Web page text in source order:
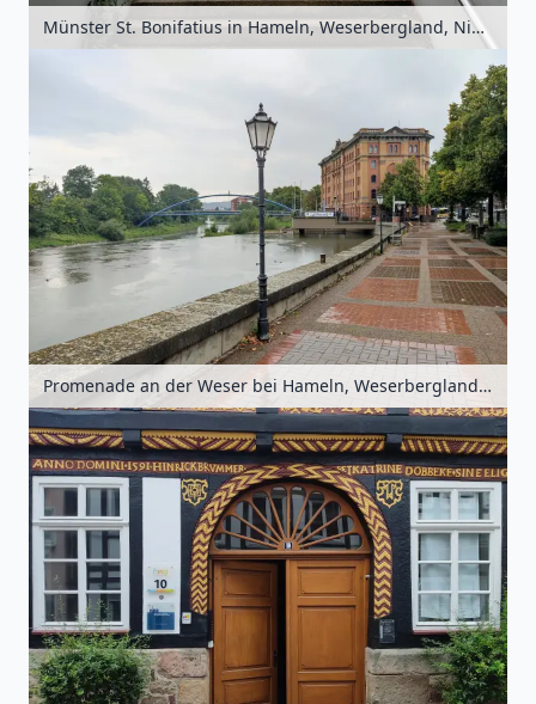
Münster St. Bonifatius in Hameln, Weserbergland, Niedersachsen, Deutschland
Promenade an der Weser bei Hameln, Weserbergland, Niedersachsen, Deutschland